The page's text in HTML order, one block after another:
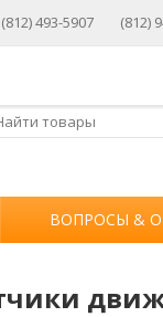
(812) 493-5907 (812)
ВОПРОСЫ &